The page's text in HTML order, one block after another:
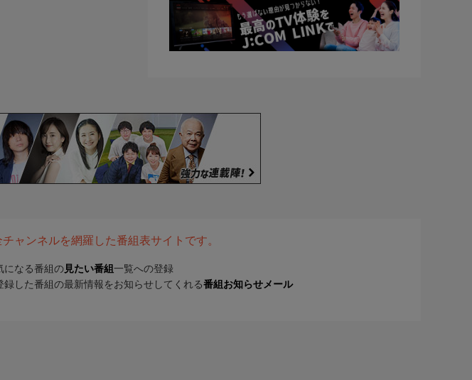
ャンネルを網羅した番組表サイトです。
になる番組の 見たい番組 一覧への登録
録した番組の最新情報をお知らせしてくれる番組お知らせメール